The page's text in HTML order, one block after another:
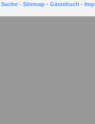
Suche - Sitemap - Gästebuch -